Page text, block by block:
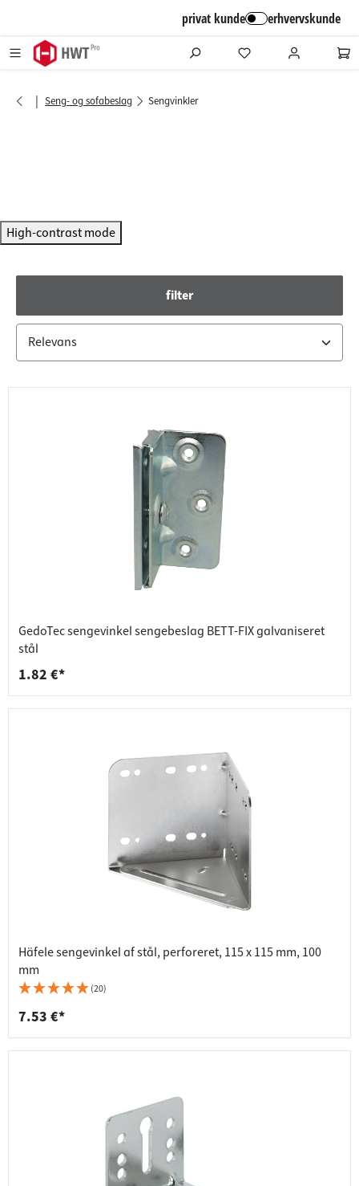
privat kunde erhvervskunde
| Seng- og sofabeslag Sengvinkler
High-contrast mode
filter
GedoTec sengevinkel sengebeslag BETT-FIX galvaniseret
stål
1.82 €*
Häfele sengevinkel af stål, perforeret, 115 x 115 mm, 100
mm
(20)
7.53 €*